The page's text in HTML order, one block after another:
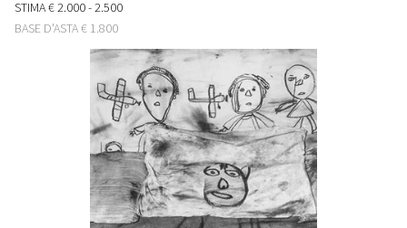
STIMA€ 2.000 - 2.500
BASE D'ASTA€ 1.800